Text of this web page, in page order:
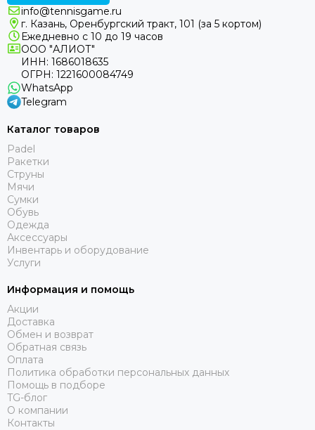
info@tennisgame.ru
г. Казань, Оренбургский тракт, 101 (за 5 кортом)
Ежедневно с 10 до 19 часов
ООО "АЛИОТ"
ИНН: 1686018635
ОГРН: 1221600084749
WhatsApp
Telegram
Каталог товаров
Padel
Ракетки
Струны
Мячи
Сумки
Обувь
Одежда
Аксессуары
Инвентарь и оборудование
Услуги
Информация и помощь
Акции
Доставка
Обмен и возврат
Обратная связь
Оплата
Политика обработки персональных данных
Помощь в подборе
TG-блог
О компании
Контакты